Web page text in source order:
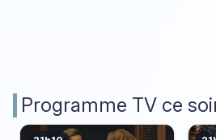
Programme TV ce